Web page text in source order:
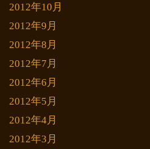
2012年10月
2012年9月
2012年8月
2012年7月
2012年6月
2012年5月
2012年4月
2012年3月